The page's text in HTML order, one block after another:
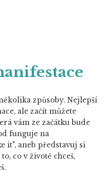
způsoby. Nejlepší
ale začít můžete
vám ze začátku bude
funguje na
it", aneb představuj si
co v životě chceš,